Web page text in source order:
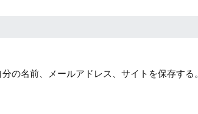
の名前、メールアドレス、サイトを保存する。